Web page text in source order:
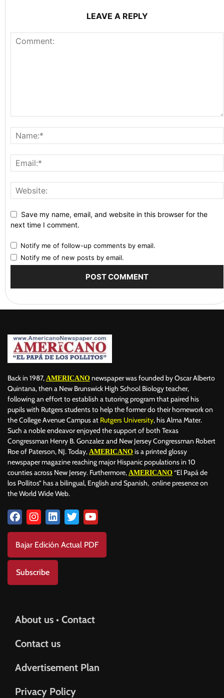
LEAVE A REPLY
Save my name, email, and website in this browser for the
next time I comment.
Notify me of follow-up comments by email.
Notify me of new posts by email.
Back in 1987, AMERICANO newspaper was founded by Oscar Alberto
Quintana, then a New Brunswick High School Biology teacher,
following an effort to establish a tutoring program that paired his
pupils with Rutgers students to help the former do their homework on
the College Avenue Campus at Rutgers University, his Alma Mater.
Such a noble endeavor enjoyed the support of both Texas
Congressman Henry B. Gonzalez and New Jersey Congressman Robert
Roe of Paterson, NJ. Today, AMERICANO is a printed glossy
newspaper magazine reaching major Hispanic populations in 10
counties across New Jersey. Furthermore, AMERICANO “El Papá de
los Pollitos” has a bilingual, English and Spanish, online presence on
the World Wide Web.
Bajar Edición Actual PDF
Subscribe
About us • Contact
Contact us
Advertisement Plan
Privacy Policy